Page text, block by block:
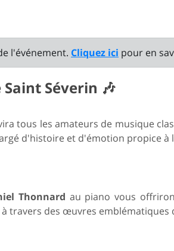
l'événement. Cliquez ici pour en
Séverin 🎶
tous les amateurs de musique
d'histoire et d'émotion propice à
Thonnard au piano vous
travers des œuvres emblématiques